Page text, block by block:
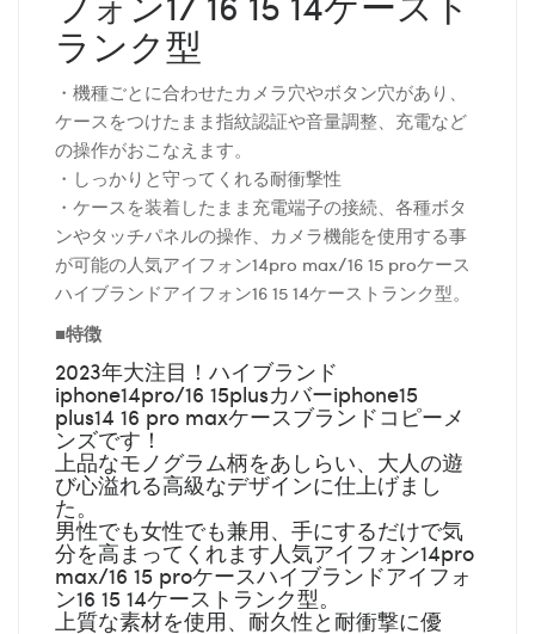
ランク型
・機種ごとに合わせたカメラ穴やボタン穴があり、
ケースをつけたまま指紋認証や音量調整、充電など
の操作がおこなえます。
・しっかりと守ってくれる耐衝撃性
・ケースを装着したまま充電端子の接続、各種ボタ
ンやタッチパネルの操作、カメラ機能を使用する事
が可能の人気アイフォン14pro max/16 15 proケース
ハイブランドアイフォン16 15 14ケーストランク型。
■特徴
2023年大注目！ハイブランド
iphone14pro/16 15plusカバーiphone15
plus14 16 pro maxケースブランドコピーメ
ンズです！
上品なモノグラム柄をあしらい、大人の遊
び心溢れる高級なデザインに仕上げまし
た。
男性でも女性でも兼用、手にするだけで気
分を高まってくれます人気アイフォン14pro
max/16 15 proケースハイブランドアイフォ
ン16 15 14ケーストランク型。
上質な素材を使用、耐久性と耐衝撃に優